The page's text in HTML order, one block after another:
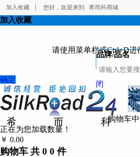
加入收藏 您好，欢迎来到 希而科商城
加入收藏
请使用菜单栏或Ctrl+D进
确定
购物车
正在为您加载数量！
￥ 0.00
购物车 共 0 0 件
品牌/品名
闭